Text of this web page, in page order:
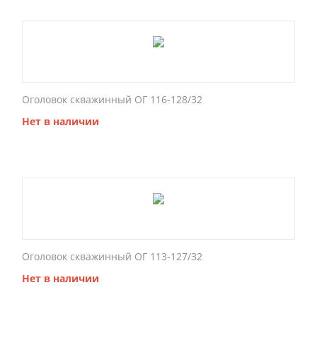
Оголовок скважинный ОГ 116-128/32
Нет в наличии
Оголовок скважинный ОГ 113-127/32
Нет в наличии